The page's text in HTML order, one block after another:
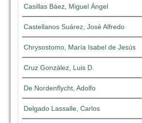
Casillas Báez, Miguel Ángel
Castellanos Suárez, José Alfredo
Chrysostomo, María Isabel de Jesús
Cruz González, Luis D.
De Nordenflycht, Adolfo
Delgado Lassalle, Carlos